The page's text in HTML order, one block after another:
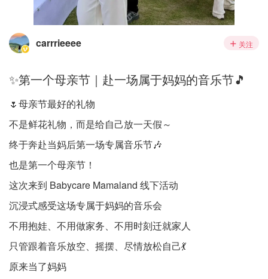
carrrieeee 关注
✨第一个母亲节｜赴一场属于妈妈的音乐节🎵
🌷母亲节最好的礼物
不是鲜花礼物，而是给自己放一天假～
终于奔赴当妈后第一场专属音乐节🎶
也是第一个母亲节！
这次来到 Babycare Mamaland 线下活动
沉浸式感受这场专属于妈妈的音乐会
不用抱娃、不用做家务、不用时刻迁就家人
只管跟着音乐放空、摇摆、尽情放松自己💃
原来当了妈妈